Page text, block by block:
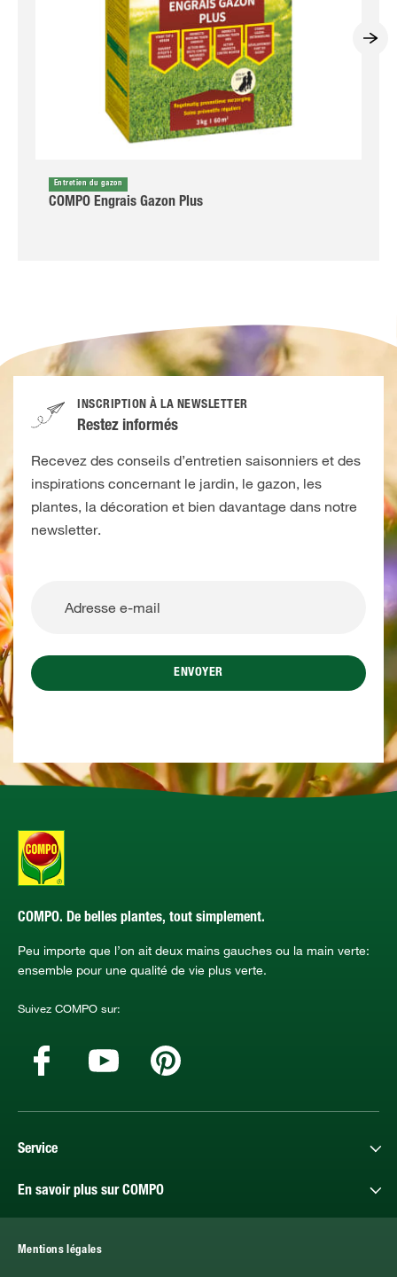
Entretien du gazon
COMPO Engrais Gazon Plus
INSCRIPTION À LA NEWSLETTER
Restez informés
Recevez des conseils d’entretien saisonniers et des
inspirations concernant le jardin, le gazon, les
plantes, la décoration et bien davantage dans notre
newsletter.
ENVOYER
COMPO. De belles plantes, tout simplement.
Peu importe que l’on ait deux mains gauches ou la main verte:
ensemble pour une qualité de vie plus verte.
Suivez COMPO sur:
Service
En savoir plus sur COMPO
Mentions légales